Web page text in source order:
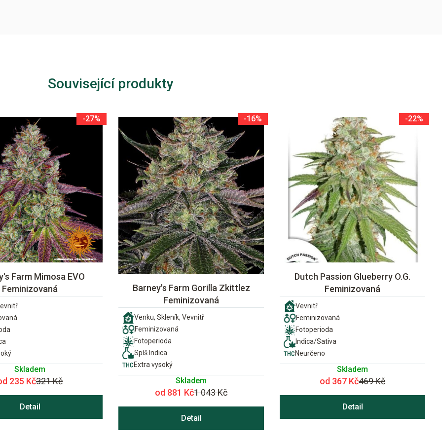
Související produkty
-27%
Farm Mimosa EVO
Feminizovaná
Skladem
235 Kč321 Kč
Detail
-16%
Barney's Farm Gorilla Zkittlez
Feminizovaná
Venku, Skleník, Vevnitř
Feminizovaná
Fotoperioda
Spíš Indica
Extra vysoký
Skladem
od 881 Kč1 043 Kč
Detail
-22%
Dutch Passion Glueberry O.G.
Feminizovaná
Vevnitř
Feminizovaná
Fotoperioda
Indica/Sativa
Neurčeno
Skladem
od 367 Kč469 Kč
Detail